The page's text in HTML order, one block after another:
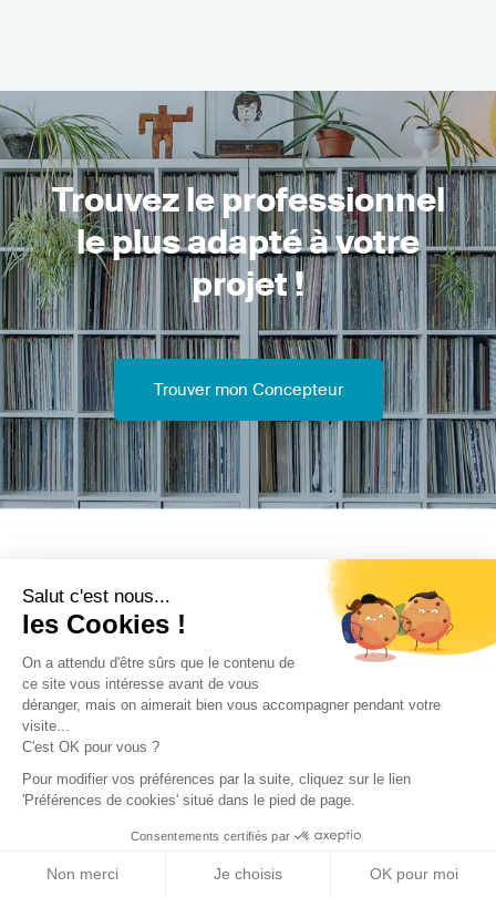
Salut c'est nous...
les Cookies !
On a attendu d'être sûrs que le contenu de
ce site vous intéresse avant de vous
déranger, mais on aimerait bien vous accompagner pendant votre
visite...
C'est OK pour vous ?
Pour modifier vos préférences par la suite, cliquez sur le lien
'Préférences de cookies' situé dans le pied de page.
Consentements certifiés par
Non merci Je choisis OK pour moi
Trouvez le professionnel
le plus adapté à votre
projet !
Trouver mon Concepteur
Construction neuve
de loisirs/Cabane
Archidvisor
À propos